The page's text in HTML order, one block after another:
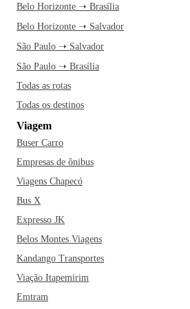
Belo Horizonte ➝ Brasília
Belo Horizonte ➝ Salvador
São Paulo ➝ Salvador
São Paulo ➝ Brasília
Todas as rotas
Todas os destinos
Viagem
Buser Carro
Empresas de ônibus
Viagens Chapecó
Bus X
Expresso JK
Belos Montes Viagens
Kandango Transportes
Viação Itapemirim
Emtram